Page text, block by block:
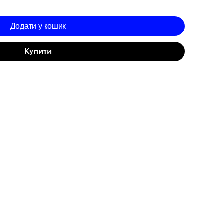
Додати у кошик
Купити